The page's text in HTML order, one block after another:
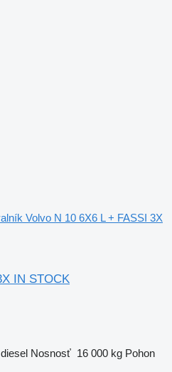
Volvo N 10 6X6 L + FASSI 3X
IN STOCK
diesel Nosnosť 16 000 kg Pohon